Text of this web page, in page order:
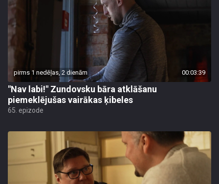
pirms 1 nedēļas, 2 dienām 00:03:39
"Nav labi!" Zundovsku bāra atklāšanu
piemeklējušas vairākas ķibeles
65. epizode